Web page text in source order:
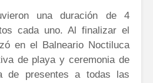
una duración de 4
cada uno. Al finalizar el
en el Balneario Noctiluca
de playa y ceremonia de
de presentes a todas las